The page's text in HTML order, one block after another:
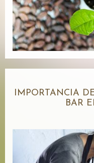
IMPORTANCIA
BAR